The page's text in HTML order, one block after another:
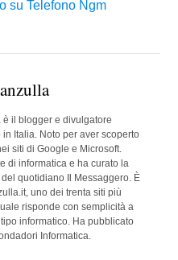
è il blogger e divulgatore
Italia. Noto per aver scoperto
siti di Google e Microsoft.
di informatica e ha curato la
quotidiano Il Messaggero. È
uno dei trenta siti più
risponde con semplicità a
informatico. Ha pubblicato
Informatica.